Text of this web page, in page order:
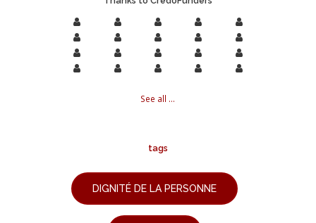
See all ...
tags
DIGNITÉ DE LA PERSONNE